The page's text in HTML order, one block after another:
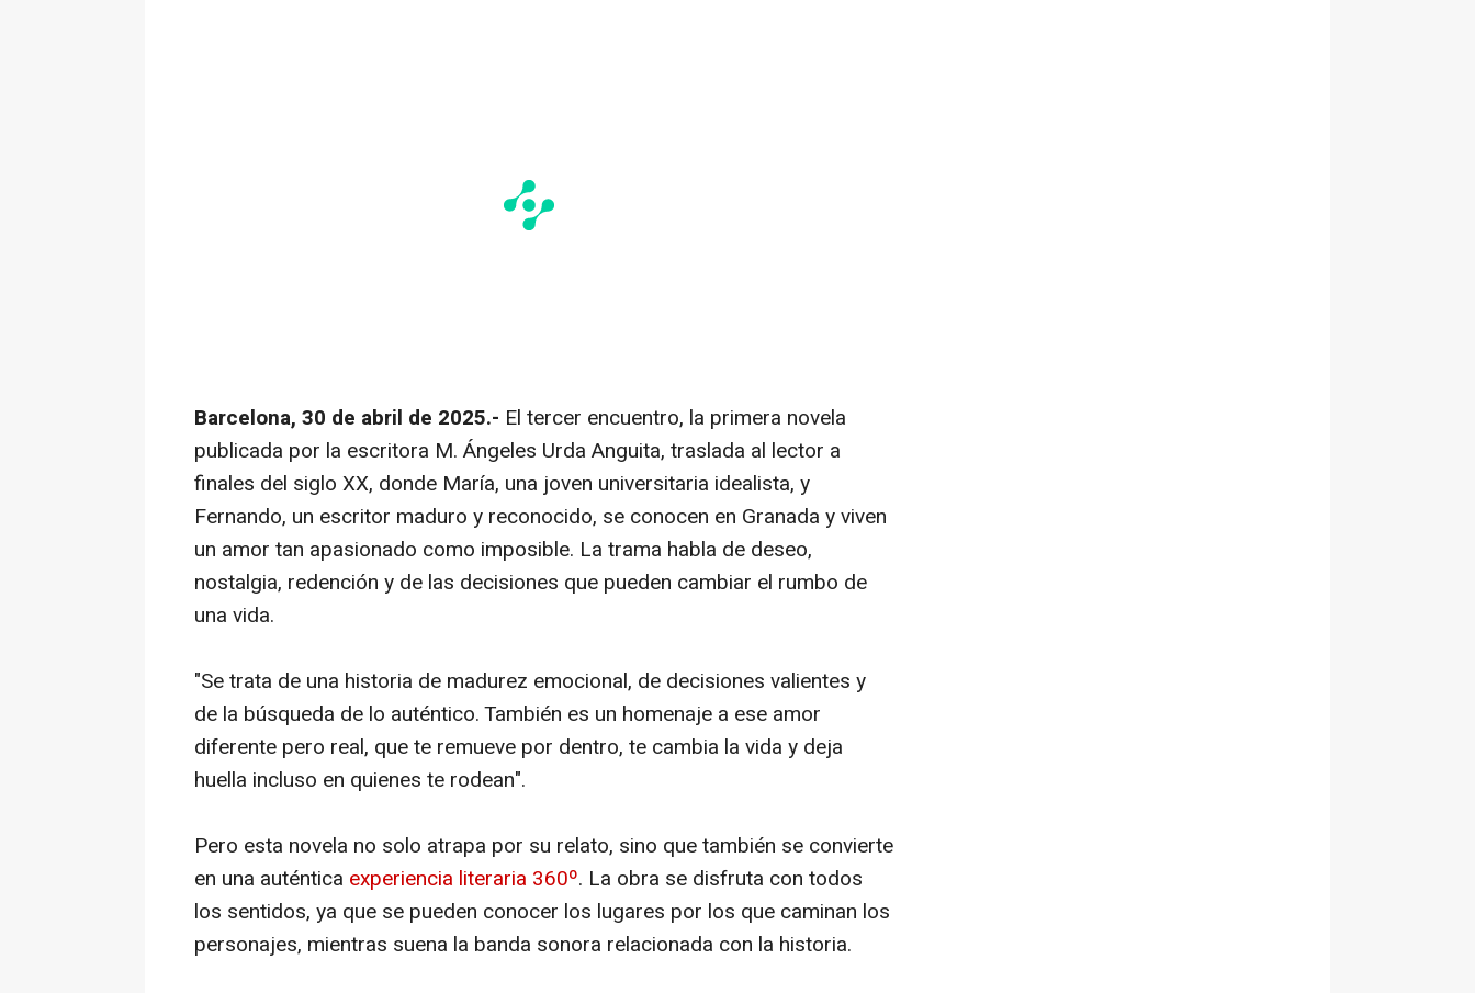
Barcelona, 30 de abril de 2025.- El tercer encuentro, la primera novela
publicada por la escritora M. Ángeles Urda Anguita, traslada al lector a
finales del siglo XX, donde María, una joven universitaria idealista, y
Fernando, un escritor maduro y reconocido, se conocen en Granada y viven
un amor tan apasionado como imposible. La trama habla de deseo,
nostalgia, redención y de las decisiones que pueden cambiar el rumbo de
una vida.
"Se trata de una historia de madurez emocional, de decisiones valientes y
de la búsqueda de lo auténtico. También es un homenaje a ese amor
diferente pero real, que te remueve por dentro, te cambia la vida y deja
huella incluso en quienes te rodean".
Pero esta novela no solo atrapa por su relato, sino que también se convierte
en una auténtica experiencia literaria 360º. La obra se disfruta con todos
los sentidos, ya que se pueden conocer los lugares por los que caminan los
personajes, mientras suena la banda sonora relacionada con la historia.